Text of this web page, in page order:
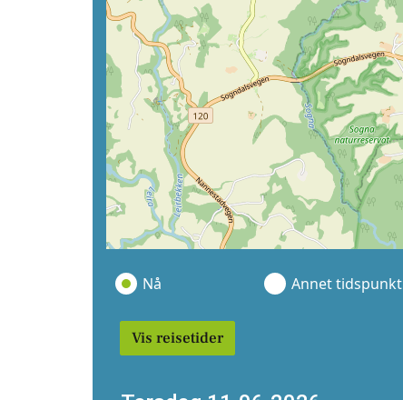
Nå Annet tidspunkt
Vis reisetider